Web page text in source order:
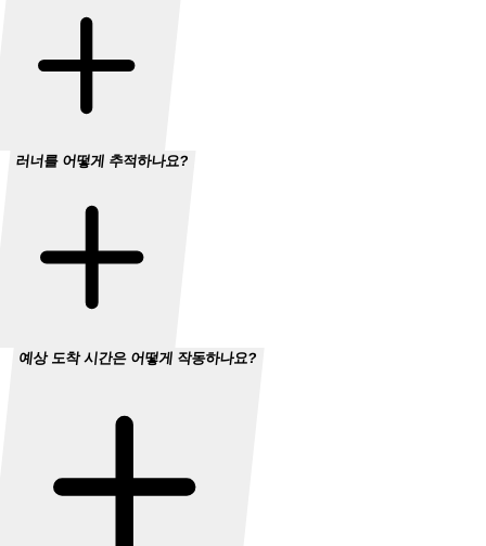
러너를 어떻게 추적하나요?
예상 도착 시간은 어떻게 작동하나요?